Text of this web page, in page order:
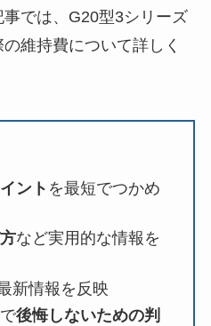
では、G20型3シリーズ
維持費について詳しく
ント を最短でつかめ
など実用的な情報を
新情報を反映
後悔しないための判